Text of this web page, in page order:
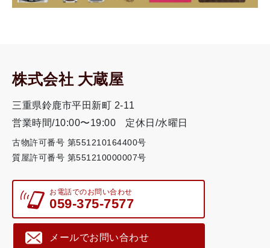
株式会社 大蔵屋
三重県鈴鹿市平田新町 2-11
営業時間/10:00〜19:00
定休日/水曜日
古物許可番号 第551210164400号
質屋許可番号 第551210000007号
お電話でのお問い合わせ
059-375-7577
メールでお問い合わせ